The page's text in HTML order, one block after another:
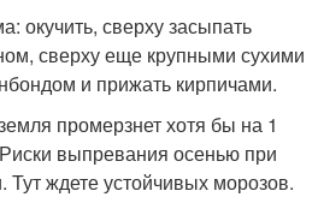
окучить, сверху засыпать
сверху еще крупными сухими
и прижать кирпичами.
промерзнет хотя бы на 1
выпревания осенью при
Тут ждете устойчивых морозов.